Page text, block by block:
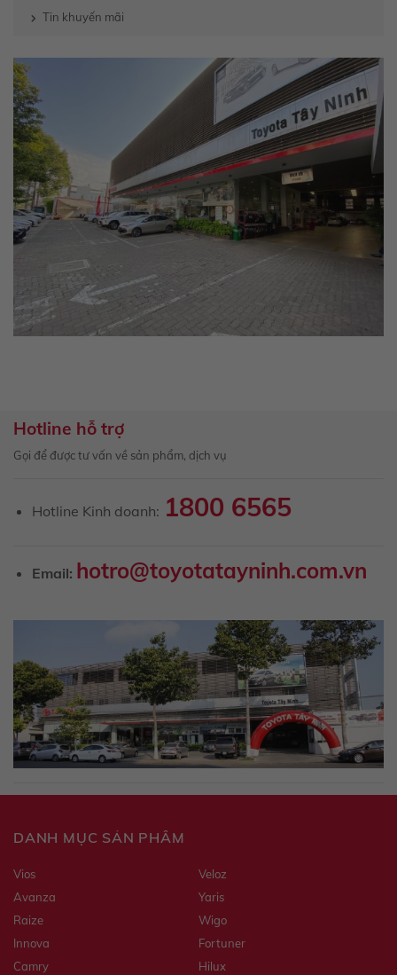
Tin khuyến mãi
Hotline hỗ trợ
Gọi để được tư vấn về sản phẩm, dịch vụ
Hotline Kinh doanh: 1800 6565
Email: hotro@toyotatayninh.com.vn
DANH MỤC SẢN PHẨM
Vios
Veloz
Avanza
Yaris
Raize
Wigo
Innova
Fortuner
Camry
Hilux